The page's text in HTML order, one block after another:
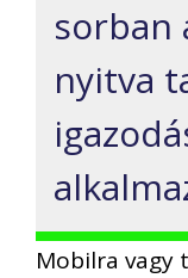
sorban
nyitva
Mobilra vagy